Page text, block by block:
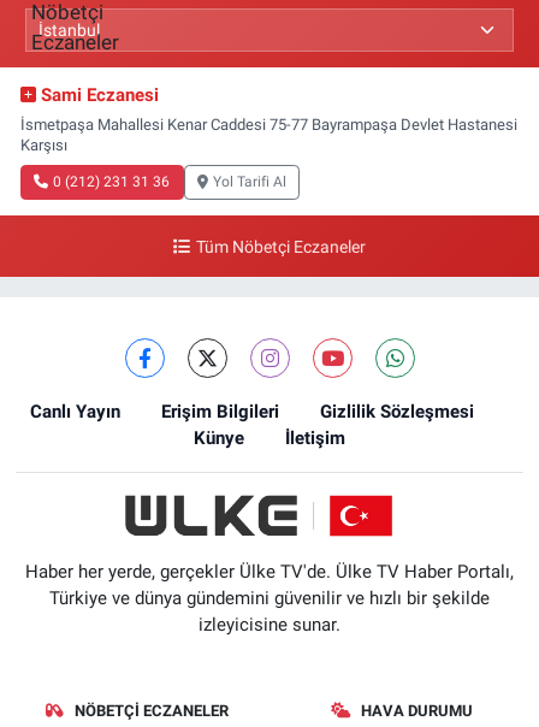
Sami Eczanesi
İsmetpaşa Mahallesi Kenar Caddesi 75-77 Bayrampaşa Devlet Hastanesi
Karşısı
0 (212) 231 31 36 Yol Tarifi Al
Tüm Nöbetçi Eczaneler
Canlı Yayın Erişim Bilgileri
Gizlilik Sözleşmesi
Künye
İletişim
Haber her yerde, gerçekler Ülke TV'de. Ülke TV Haber Portalı,
Türkiye ve dünya gündemini güvenilir ve hızlı bir şekilde
izleyicisine sunar.
NÖBETÇI ECZANELER HAVA DURUMU